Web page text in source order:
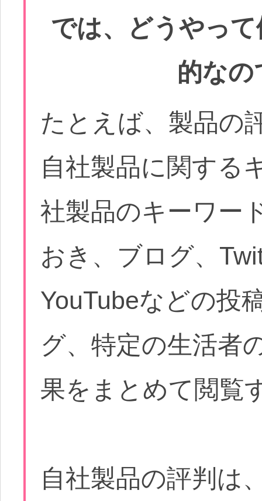
では、どうやっ
的な
たとえば、製品の
自社製品に関する
社製品のキーワー
おき、ブログ、
YouTubeなどの投
グ、特定の生活者
果をまとめて閲覧
自社製品の評判は